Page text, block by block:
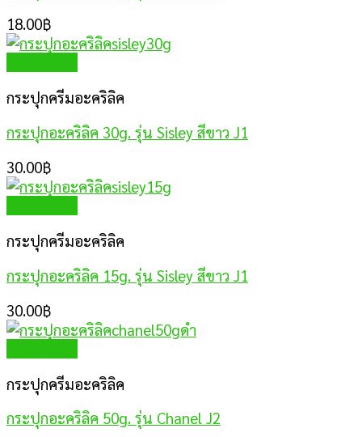
18.00฿
กระปุกครีมอะคริลิค
กระปุกอะคริลิค 30g. รุ่น Sisley สีขาว J1
30.00฿
กระปุกครีมอะคริลิค
กระปุกอะคริลิค 15g. รุ่น Sisley สีขาว J1
30.00฿
กระปุกครีมอะคริลิค
กระปุกอะคริลิค 50g. รุ่น Chanel J2